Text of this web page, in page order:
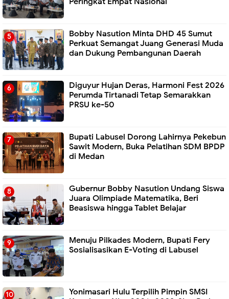
Bobby Nasution Minta DHD 45 Sumut
Perkuat Semangat Juang Generasi Muda
dan Dukung Pembangunan Daerah
Diguyur Hujan Deras, Harmoni Fest 2026
Perumda Tirtanadi Tetap Semarakkan
PRSU ke-50
Bupati Labusel Dorong Lahirnya Pekebun
Sawit Modern, Buka Pelatihan SDM BPDP
di Medan
Gubernur Bobby Nasution Undang Siswa
Juara Olimpiade Matematika, Beri
Beasiswa hingga Tablet Belajar
Menuju Pilkades Modern, Bupati Fery
Sosialisasikan E-Voting di Labusel
Yonimasari Hulu Terpilih Pimpin SMSI